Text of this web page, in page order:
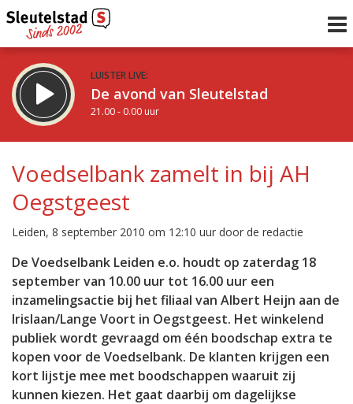
LUISTER LIVE:
De avond van Sleutelstad
21.00 - 0.00 uur
De nacht van Sleutelstad
0.00 - 6.00 uur
Vorig uur
Inklappen
Voedselbank zamelt in bij AH
Oegstgeest
Leiden, 8 september 2010 om 12:10 uur door de redactie
De Voedselbank Leiden e.o. houdt op zaterdag 18
september van 10.00 uur tot 16.00 uur een
inzamelingsactie bij het filiaal van Albert Heijn aan de
Irislaan/Lange Voort in Oegstgeest. Het winkelend
publiek wordt gevraagd om één boodschap extra te
kopen voor de Voedselbank. De klanten krijgen een
kort lijstje mee met boodschappen waaruit zij
kunnen kiezen. Het gaat daarbij om dagelijkse